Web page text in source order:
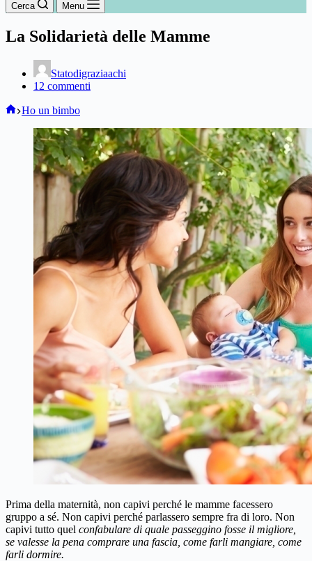
Cerca Menu
La Solidarietà delle Mamme
Statodigraziaachi
12 commenti
Home
Ho un bimbo
Prima della maternità, non capivi perché le mamme facessero
gruppo a sé. Non capivi perché parlassero sempre fra di loro. Non
capivi tutto quel confabulare di quale passeggino fosse il migliore,
se valesse la pena comprare una fascia, come farli mangiare, come
farli dormire.